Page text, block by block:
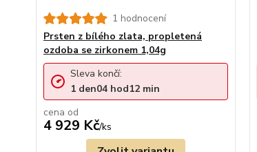
1 hodnocení
Prsten z bílého zlata, propletená
ozdoba se zirkonem 1,04g
cena od
4 929 Kč/ks
Sleva končí:
1 den04 hod12 min